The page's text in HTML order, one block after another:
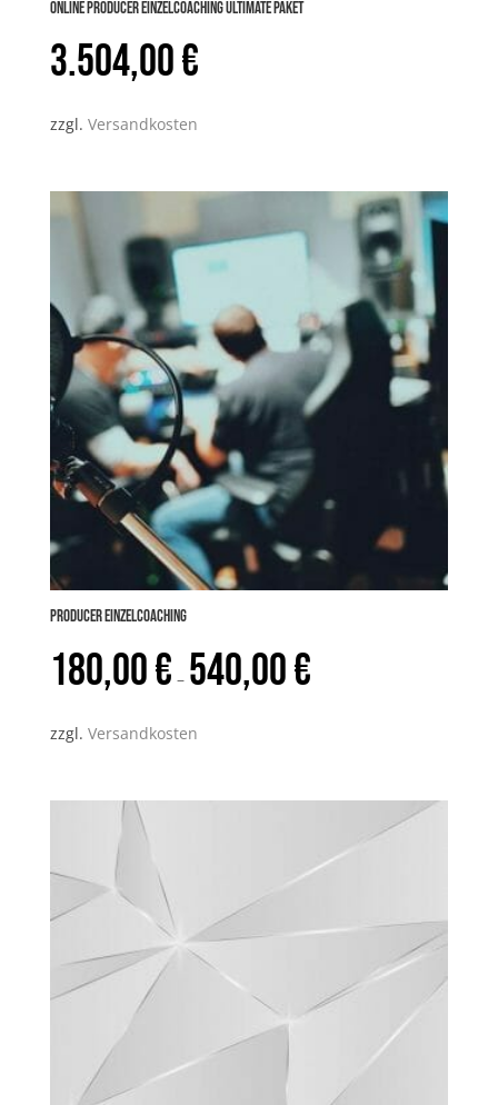
Online PRODUCER Einzelcoaching ULTIMATE Paket
3.504,00€
zzgl. Versandkosten
PRODUCER Einzelcoaching
180,00€ – 540,00€
zzgl. Versandkosten